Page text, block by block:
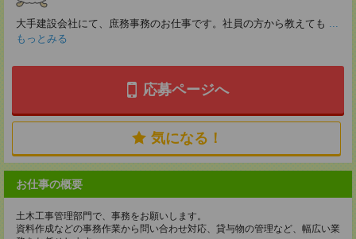
大手建設会社にて、庶務事務のお仕事です。社員の方から教えても ...
もっとみる
応募ページへ
気になる！
お仕事の概要
土木工事管理部門で、事務をお願いします。
資料作成などの事務作業から問い合わせ対応、貸与物の管理など、幅広い業